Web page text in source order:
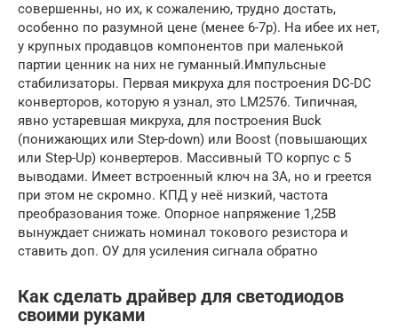
совершенны, но их, к сожалению, трудно достать,
особенно по разумной цене (менее 6-7р). На ибее их нет,
у крупных продавцов компонентов при маленькой
партии ценник на них не гуманный.Импульсные
стабилизаторы. Первая микруха для построения DC-DC
конверторов, которую я узнал, это LM2576. Типичная,
явно устаревшая микруха, для построения Buck
(понижающих или Step-down) или Boost (повышающих
или Step-Up) конвертеров. Массивный TO корпус с 5
выводами. Имеет встроенный ключ на 3А, но и греется
при этом не скромно. КПД у неё низкий, частота
преобразования тоже. Опорное напряжение 1,25В
вынуждает снижать номинал токового резистора и
ставить доп. ОУ для усиления сигнала обратно
Как сделать драйвер для светодиодов
своими руками